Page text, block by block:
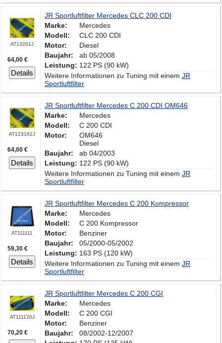
AT13201J
64,00 €
Details
JR Sportluftfilter Mercedes CLC 200 CDI
Marke:
Mercedes
Modell:
CLC 200 CDI
Motor:
Diesel
Baujahr:
ab 05/2008
Leistung: 122 PS (90 kW)
Weitere Informationen zu Tuning mit einem JR
Sportluftfilter
AT123162J
64,00 €
Details
JR Sportluftfilter Mercedes C 200 CDI OM646
Marke:
Mercedes
Modell:
C 200 CDI
Motor:
OM646
Diesel
Baujahr:
ab 04/2003
Leistung: 122 PS (90 kW)
Weitere Informationen zu Tuning mit einem JR
Sportluftfilter
AT111111
59,30 €
Details
JR Sportluftfilter Mercedes C 200 Kompressor
Marke:
Mercedes
Modell:
C 200 Kompressor
Motor:
Benziner
Baujahr:
05/2000-05/2002
Leistung: 163 PS (120 kW)
Weitere Informationen zu Tuning mit einem JR
Sportluftfilter
AT111120J
70,20 €
JR Sportluftfilter Mercedes C 200 CGI
Marke:
Mercedes
Modell:
C 200 CGI
Motor:
Benziner
Baujahr:
08/2002-12/2007